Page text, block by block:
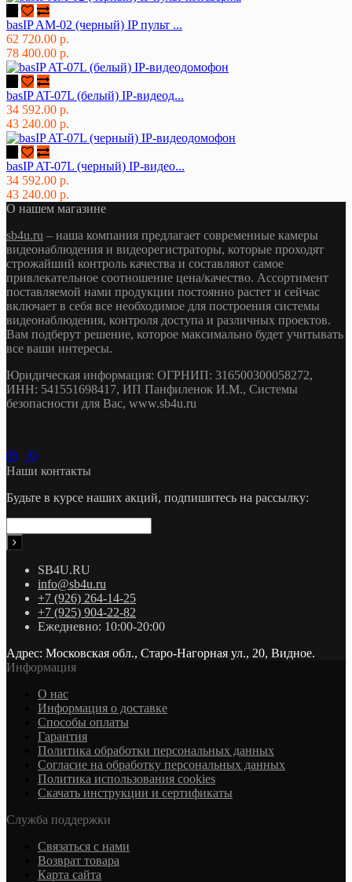
basIP AM-02 (черный) IP пульт ...
62 720.00 р.
78 400.00 р.
basIP AT-07L (белый) IP-видеод...
34 592.00 р.
43 240.00 р.
basIP AT-07L (черный) IP-видео...
34 592.00 р.
43 240.00 р.
О нашем магазине
sb4u.ru – наша компания предлагает современные камеры
видеонаблюдения и видеорегистраторы, которые проходят
строжайший контроль качества и составляют самое
привлекательное соотношение цена/качество. Ассортимент
поставляемой нами продукции постоянно растет и сейчас
включает в себя все необходимое для построения системы
видеонаблюдения, контроля доступа и различных проектов.
Вам подберут решение, которое максимально будет учитывать
все ваши интересы.
Юридическая информация: ОГРНИП: 316500300058272,
ИНН: 541551698417, ИП Панфиленок И.М., Системы
безопасности для Вас, www.sb4u.ru
Наши контакты
Будьте в курсе наших акций, подпишитесь на рассылку:
SB4U.RU
info@sb4u.ru
+7 (926) 264-14-25
+7 (925) 904-22-82
Ежедневно: 10:00-20:00
Адрес: Московская обл., Старо-Нагорная ул., 20, Видное.
Информация
О нас
Информация о доставке
Cпособы оплаты
Гарантия
Политика обработки персональных данных
Согласие на обработку персональных данных
Политика использования cookies
Скачать инструкции и сертификаты
Служба поддержки
Связаться с нами
Возврат товара
Карта сайта